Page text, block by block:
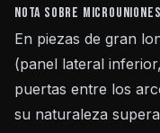
Nota sobre
En piezas de gran
(panel lateral
puertas entre los
su naturaleza